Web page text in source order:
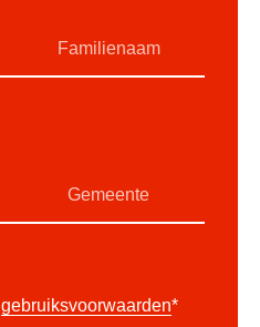
gebruiksvoorwaarden*